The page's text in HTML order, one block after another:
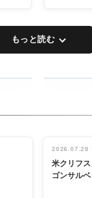
もっと読む
念祝う
関係者ら
人出席
2026.07.28
米クリフ
ゴンサル